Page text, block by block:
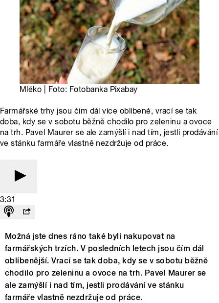
Mléko | Foto: Fotobanka Pixabay
Farmářské trhy jsou čím dál více oblíbené, vrací se tak
doba, kdy se v sobotu běžně chodilo pro zeleninu a ovoce
na trh. Pavel Maurer se ale zamýšlí i nad tím, jestli prodávání
ve stánku farmáře vlastně nezdržuje od práce.
3:31
Možná jste dnes ráno také byli nakupovat na
farmářských trzích. V posledních letech jsou čím dál
oblíbenější. Vrací se tak doba, kdy se v sobotu běžně
chodilo pro zeleninu a ovoce na trh. Pavel Maurer se
ale zamýšlí i nad tím, jestli prodávání ve stánku
farmáře vlastně nezdržuje od práce.